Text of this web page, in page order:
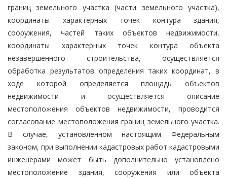
границ земельного участка (части земельного участка),
координаты характерных точек контура здания,
сооружения, частей таких объектов недвижимости,
координаты характерных точек контура объекта
незавершенного строительства, осуществляется
обработка результатов определения таких координат, в
ходе которой определяется площадь объектов
недвижимости и осуществляется описание
местоположения объектов недвижимости, проводится
согласование местоположения границ земельного участка.
В случае, установленном настоящим Федеральным
законом, при выполнении кадастровых работ кадастровыми
инженерами может быть дополнительно установлено
местоположение здания, сооружения или объекта